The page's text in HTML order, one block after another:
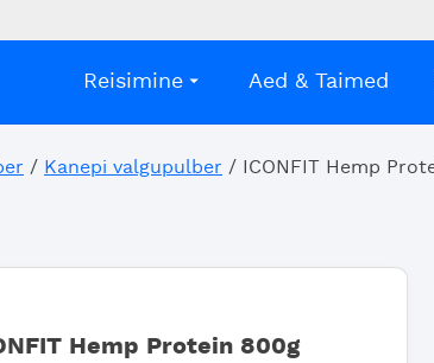
Reisimine Aed & Taimed
/ Kanepi valgupulber / ICONFIT Hemp
Hemp Protein 800g